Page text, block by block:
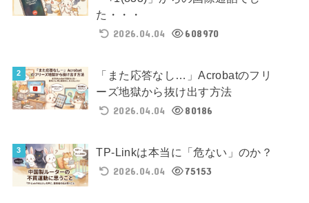
た・・・
2026.04.04
608970
「また応答なし…」Acrobatのフリ
ーズ地獄から抜け出す方法
2026.04.04
80186
TP-Linkは本当に「危ない」のか？
2026.04.04
75153